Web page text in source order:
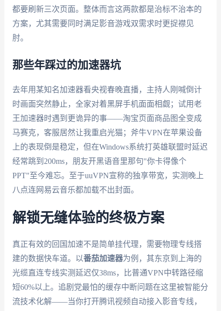
都要刷新三次页面。整体而言这两款都是治标不治本的
方案，尤其需要同时满足影音游戏双需求时更捉襟见
肘。
那些年踩过的加速器坑
去年用某知名加速器看央视春晚直播，主持人刚喊倒计
时画面突然静止，全家对着黑屏手机面面相觑；试用老
王加速器时遇到更诡异的事——淘宝页面商品图全变成
马赛克，客服居然让我重启光猫；斧牛VPN在苹果设备
上的表现倒是稳定，但在Windows系统打英雄联盟时延迟
经常跳到200ms，朋友开黑语音里那句"你卡得像个
PPT"至今难忘。至于uuVPN宣称的独享带宽，实测晚上
八点连网易云音乐都加载不出封面。
解锁无缝体验的终极方案
真正有效的回国加速不是简单挂代理，需要物理专线搭
建的数据快车道。以番茄加速器为例，其东京到上海的
光缆直连专线实测延迟仅38ms，比普通VPN中转路径缩
短60%以上。追剧党最怕的缓存中断问题在这里被智能分
流技术化解——当你打开腾讯视频自动接入影音专线，